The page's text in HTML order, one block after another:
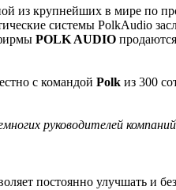
из крупнейших в мире по
системы PolkAudio
POLK AUDIO
с командой Polk из 300
руководителей
постоянно улучшать и